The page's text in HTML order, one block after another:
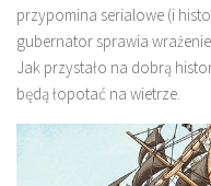
przypomina serialowe (i
gubernator sprawia
Jak przystało na dobrą
będą łopotać na wietrze.